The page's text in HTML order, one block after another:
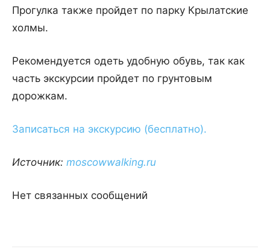
Прогулка также пройдет по парку Крылатские
холмы.
Рекомендуется одеть удобную обувь, так как
часть экскурсии пройдет по грунтовым
дорожкам.
Записаться на экскурсию (бесплатно).
Источник: moscowwalking.ru
Нет связанных сообщений